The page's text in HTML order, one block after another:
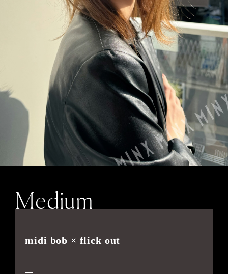
Medium
midi bob × flick out